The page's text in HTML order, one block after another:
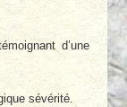
d’une
sévérité.